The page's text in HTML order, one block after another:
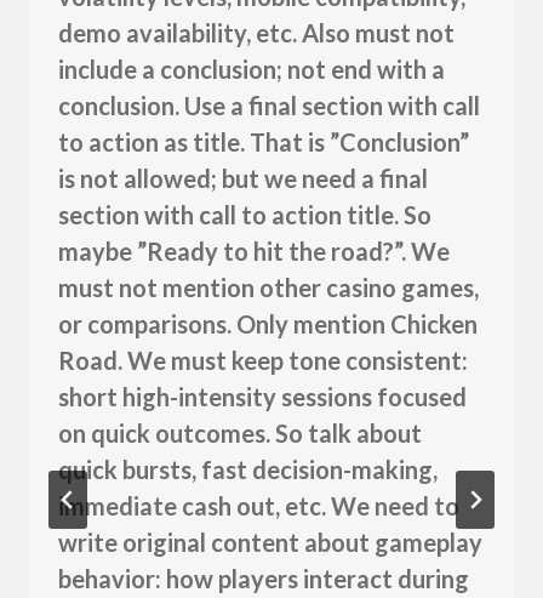
demo availability, etc. Also must not
include a conclusion; not end with a
conclusion. Use a final section with call
to action as title. That is ”Conclusion”
is not allowed; but we need a final
section with call to action title. So
maybe ”Ready to hit the road?”. We
must not mention other casino games,
or comparisons. Only mention Chicken
Road. We must keep tone consistent:
short high-intensity sessions focused
on quick outcomes. So talk about
quick bursts, fast decision-making,
immediate cash out, etc. We need to
write original content about gameplay
behavior: how players interact during